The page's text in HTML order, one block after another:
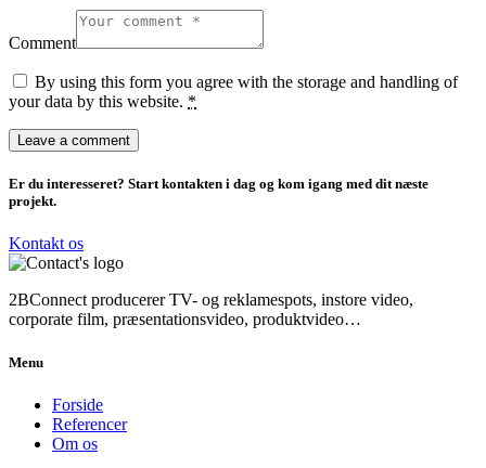
Comment
By using this form you agree with the storage and handling of
your data by this website. *
Er du interesseret? Start kontakten i dag og kom igang med dit næste
projekt.
Kontakt os
2BConnect producerer TV- og reklamespots, instore video,
corporate film, præsentationsvideo, produktvideo…
Menu
Forside
Referencer
Om os